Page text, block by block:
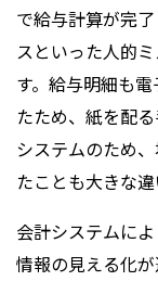
で給与計算が完
スといった人的
す。給与明細も
たため、紙を配
システムのため
たことも大きな違
会計システムに
情報の見える化